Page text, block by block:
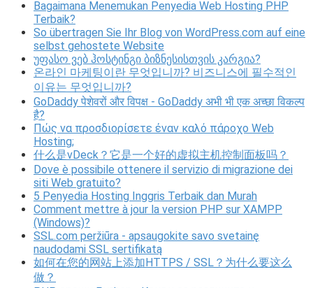
Bagaimana Menemukan Penyedia Web Hosting PHP
Terbaik?
So übertragen Sie Ihr Blog von WordPress.com auf eine
selbst gehostete Website
უფასო ვებ ჰოსტინგი ბიზნესისთვის კარგია?
온라인 마케팅이란 무엇입니까? 비즈니스에 필수적인
이유는 무엇입니까?
GoDaddy पेशेवरों और विपक्ष - GoDaddy अभी भी एक अच्छा विकल्प
है?
Πώς να προσδιορίσετε έναν καλό πάροχο Web
Hosting;
什么是vDeck？它是一个好的虚拟主机控制面板吗？
Dove è possibile ottenere il servizio di migrazione dei
siti Web gratuito?
5 Penyedia Hosting Inggris Terbaik dan Murah
Comment mettre à jour la version PHP sur XAMPP
(Windows)?
SSL.com peržiūra - apsaugokite savo svetainę
naudodami SSL sertifikatą
如何在您的网站上添加HTTPS / SSL？为什么要这么
做？